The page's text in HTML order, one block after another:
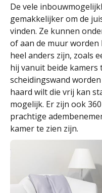
De vele
gemakkelijker om de
vinden. Ze kunnen
of aan de muur worden
heel anders zijn, zoals
hij vanuit beide kamers
scheidingswand
haard wilt die vrij kan
mogelijk. Er zijn ook
prachtige
kamer te zien zijn.